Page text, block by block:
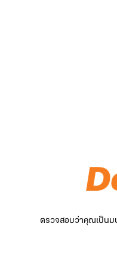
ตรวจสอบว่าคุณเป็นม